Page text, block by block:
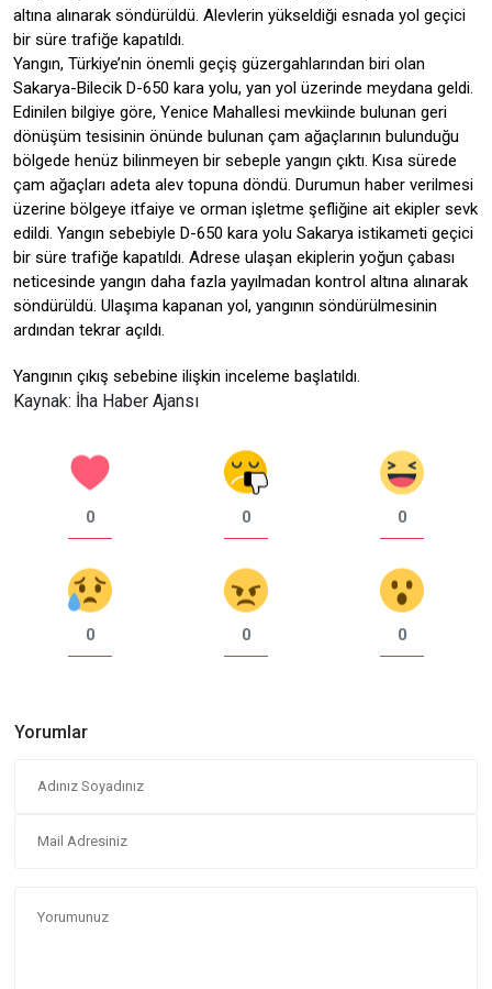
altına alınarak söndürüldü. Alevlerin yükseldiği esnada yol geçici
bir süre trafiğe kapatıldı.
Yangın, Türkiye’nin önemli geçiş güzergahlarından biri olan
Sakarya-Bilecik D-650 kara yolu, yan yol üzerinde meydana geldi.
Edinilen bilgiye göre, Yenice Mahallesi mevkiinde bulunan geri
dönüşüm tesisinin önünde bulunan çam ağaçlarının bulunduğu
bölgede henüz bilinmeyen bir sebeple yangın çıktı. Kısa sürede
çam ağaçları adeta alev topuna döndü. Durumun haber verilmesi
üzerine bölgeye itfaiye ve orman işletme şefliğine ait ekipler sevk
edildi. Yangın sebebiyle D-650 kara yolu Sakarya istikameti geçici
bir süre trafiğe kapatıldı. Adrese ulaşan ekiplerin yoğun çabası
neticesinde yangın daha fazla yayılmadan kontrol altına alınarak
söndürüldü. Ulaşıma kapanan yol, yangının söndürülmesinin
ardından tekrar açıldı.
Yangının çıkış sebebine ilişkin inceleme başlatıldı.
Kaynak: İha Haber Ajansı
0 0 0
0 0 0
Yorumlar